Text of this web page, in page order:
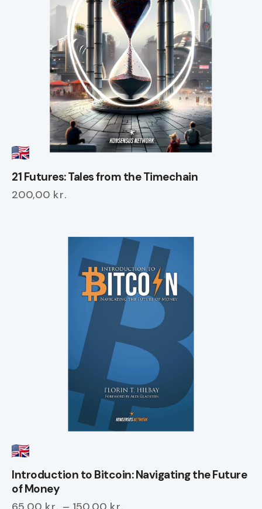
21 Futures: Tales from the Timechain
200,00 kr.
Introduction to Bitcoin: Navigating the Future
of Money